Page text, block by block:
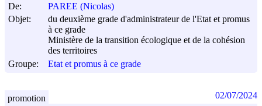
De:
PAREE (Nicolas)
Objet:
du deuxième grade d'administrateur de l'Etat et promus
à ce grade
Ministère de la transition écologique et de la cohésion
des territoires
Groupe:
Etat et promus à ce grade
promotion 02/07/2024